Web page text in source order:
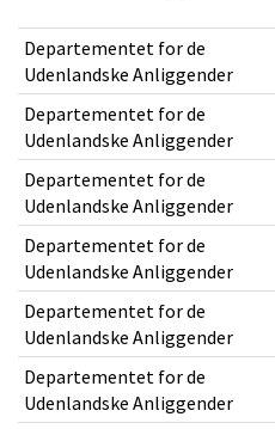
Departementet for de
Udenlandske Anliggender
Departementet for de
Udenlandske Anliggender
Departementet for de
Udenlandske Anliggender
Departementet for de
Udenlandske Anliggender
Departementet for de
Udenlandske Anliggender
Departementet for de
Udenlandske Anliggender